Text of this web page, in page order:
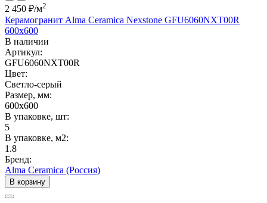
2 450 ₽/м2
Керамогранит Alma Ceramica Nexstone GFU6060NXT00R
600x600
В наличии
Артикул:
GFU6060NXT00R
Цвет:
Светло-серый
Размер, мм:
600x600
В упаковке, шт:
5
В упаковке, м2:
1.8
Бренд:
Alma Ceramica (Россия)
В корзину